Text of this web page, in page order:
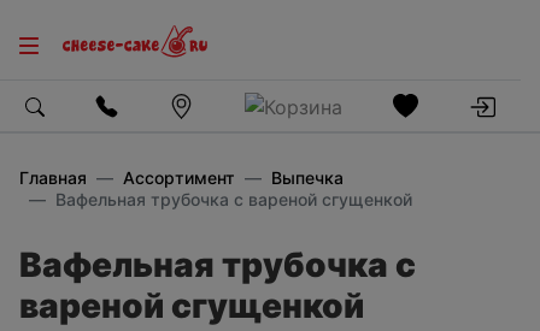
Главная Ассортимент
Выпечка
Вафельная трубочка с вареной сгущенкой
Вафельная трубочка с
вареной сгущенкой